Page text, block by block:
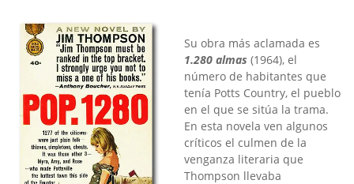
Su obra más aclamada es
1.280 almas(1964), el
número de habitantes que
tenía Potts Country, el pueblo
en el que se sitúa la trama.
En esta novela ven algunos
críticos el culmen de la
venganza literaria que
Thompson llevaba